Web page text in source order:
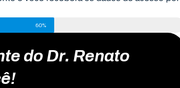
60%
do Dr. Renato